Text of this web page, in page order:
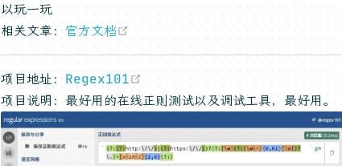
以玩一玩
相关文章： 官方文档
项目地址： Regex101
项目说明：最好用的在线正则测试以及调试工具，最好用。